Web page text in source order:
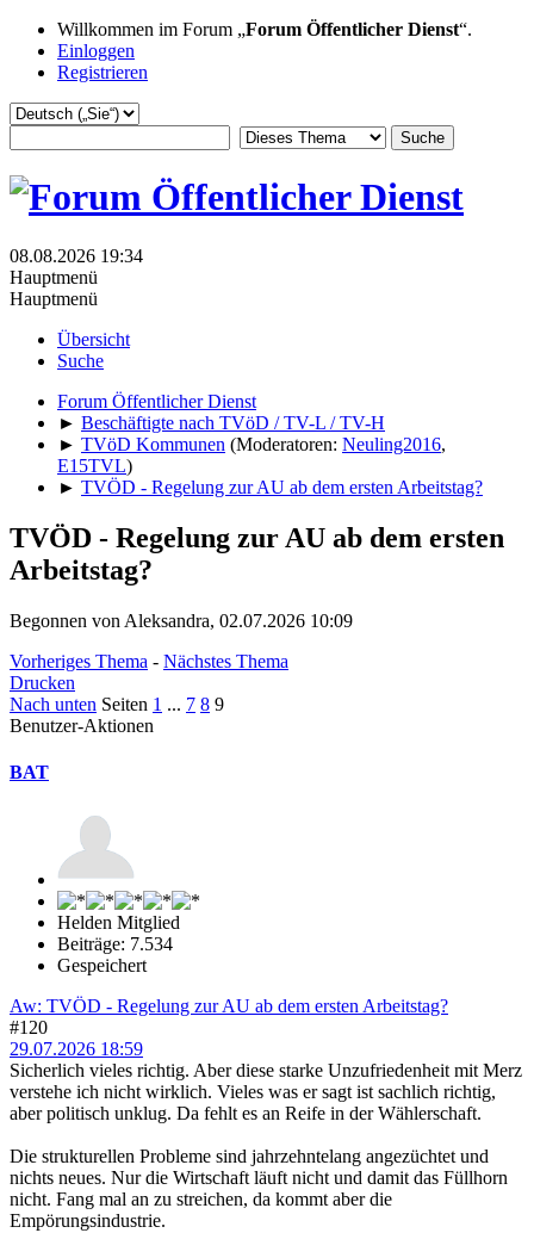
Willkommen im Forum „Forum Öffentlicher Dienst“.
Einloggen
Registrieren
08.08.2026 19:34
Hauptmenü
Hauptmenü
Übersicht
Suche
Forum Öffentlicher Dienst
► Beschäftigte nach TVöD / TV-L / TV-H
► TVöD Kommunen (Moderatoren: Neuling2016,
E15TVL)
► TVÖD - Regelung zur AU ab dem ersten Arbeitstag?
TVÖD - Regelung zur AU ab dem ersten
Arbeitstag?
Begonnen von Aleksandra, 02.07.2026 10:09
Vorheriges Thema - Nächstes Thema
Drucken
Nach unten Seiten 1 ... 7 8 9
Benutzer-Aktionen
BAT
Helden Mitglied
Beiträge: 7.534
Gespeichert
Aw: TVÖD - Regelung zur AU ab dem ersten Arbeitstag?
#120
29.07.2026 18:59
Sicherlich vieles richtig. Aber diese starke Unzufriedenheit mit Merz
verstehe ich nicht wirklich. Vieles was er sagt ist sachlich richtig,
aber politisch unklug. Da fehlt es an Reife in der Wählerschaft.
Die strukturellen Probleme sind jahrzehntelang angezüchtet und
nichts neues. Nur die Wirtschaft läuft nicht und damit das Füllhorn
nicht. Fang mal an zu streichen, da kommt aber die
Empörungsindustrie.